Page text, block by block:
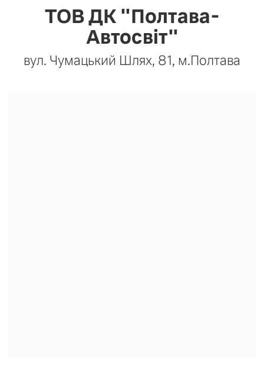
ТОВ ДК "Полтава-
Автосвіт"
вул. Чумацький Шлях, 81, м.Полтава